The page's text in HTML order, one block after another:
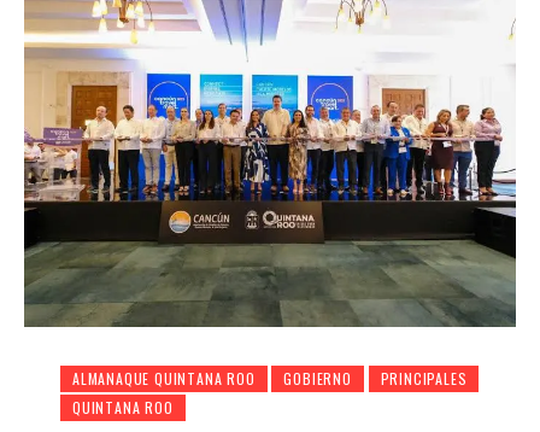
ALMANAQUE QUINTANA ROO GOBIERNO
PRINCIPALES
QUINTANA ROO